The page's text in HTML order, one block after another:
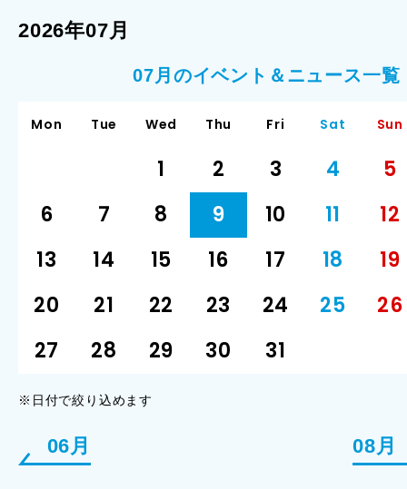
06月
2026年07月
07月のイベント＆ニュース一
Mon Tue Wed Thu Fri Sat Sun
1 2 3 4
5
6
7 8 9 10 11
12
13
14 15 16 17 18
19
20
21 22 23 24 25
26
27
28 29 30 31
※日付で絞り込めます
08月